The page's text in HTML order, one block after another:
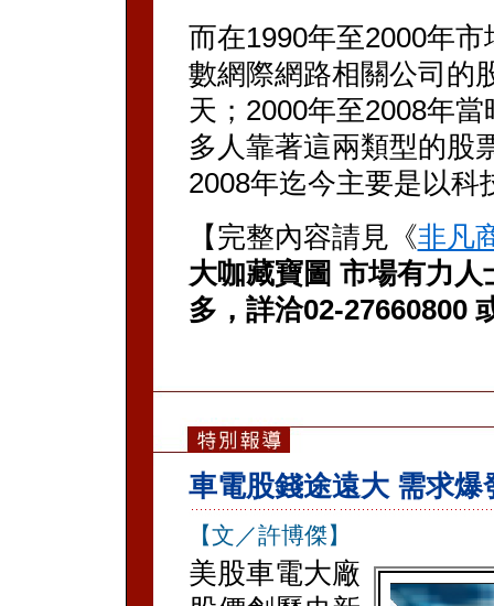
而在1990年至2000年
數網際網路相關公司的
天；2000年至2008年
多人靠著這兩類型的股
2008年迄今主要是以科
【完整內容請見《非凡
大咖藏寶圖 市場有力
多，詳洽02-27660800
車電股錢途遠大 需求
【文／許博傑】
美股車電大廠